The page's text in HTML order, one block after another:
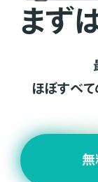
まず
ほぼすべて
無